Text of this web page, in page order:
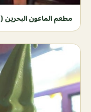
مطعم الماعون البحرين